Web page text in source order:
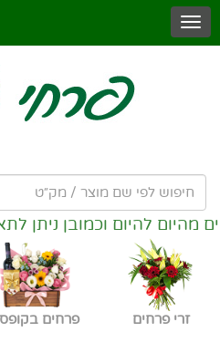
להיום וכמובן ניתן לתאם
זרי פרחים פרחים